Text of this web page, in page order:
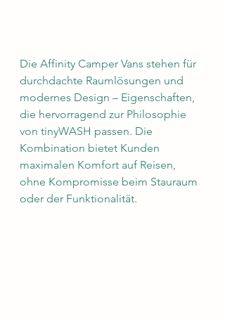
Die Affinity Camper Vans stehen für
durchdachte Raumlösungen und
modernes Design – Eigenschaften,
die hervorragend zur Philosophie
von tinyWASH passen. Die
Kombination bietet Kunden
maximalen Komfort auf Reisen,
ohne Kompromisse beim Stauraum
oder der Funktionalität.